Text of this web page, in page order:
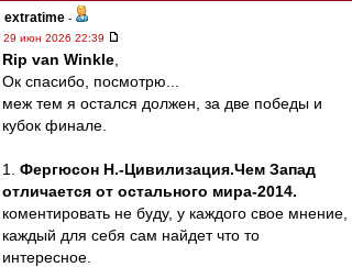
extratime -
29 июн 2026 22:39
Rip van Winkle
Ок спасибо, посмотрю...
меж тем я остался должен, за две победы и
кубок финале.
1. Фергюсон Н.-Цивилизация.Чем Запад
отличается от остального мира-2014.
коментировать не буду, у каждого свое мнение,
каждый для себя сам найдет что то
интересное.